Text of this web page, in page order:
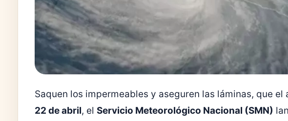
Saquen los impermeables y aseguren las láminas, que el
22 de abril, el Servicio Meteorológico Nacional (SMN)